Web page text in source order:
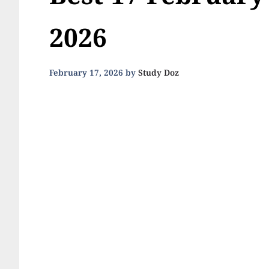
2026
February 17, 2026 byStudy Doz